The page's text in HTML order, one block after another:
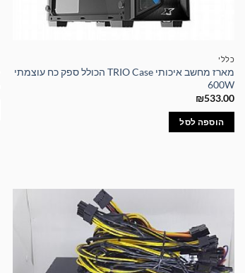
כללי
מארז מחשב איכותי TRIO Case הכולל ספק כח עוצמתי
600W
₪533.00
הוספה לסל